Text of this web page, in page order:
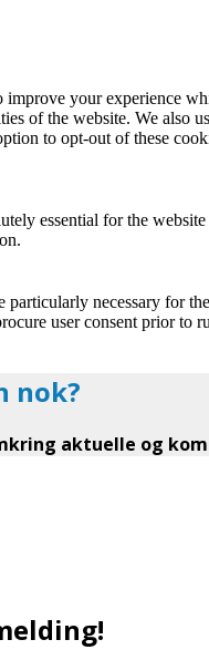
your experience
of the website. We also
to opt-out of these
essential for the
necessary for
user consent prior to
nok?
aktuelle og